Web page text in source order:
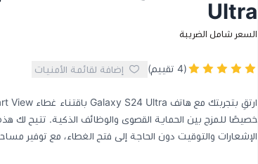
Ultra
السعر شامل الضريبة
(4 تقييم) إضافة لقائمة الأمنيات
خصيصًا للمزج بين الحماية القصوى والوظائف الذكية. تتيح لك
الإشعارات والتوقيت دون الحاجة إلى فتح الغطاء، مع توفير